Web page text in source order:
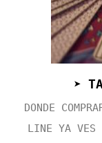
➤
DONDE
LINE YA VES